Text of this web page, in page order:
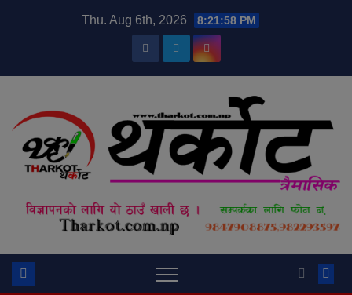
Thu. Aug 6th, 2026 8:21:59 PM
modal-check